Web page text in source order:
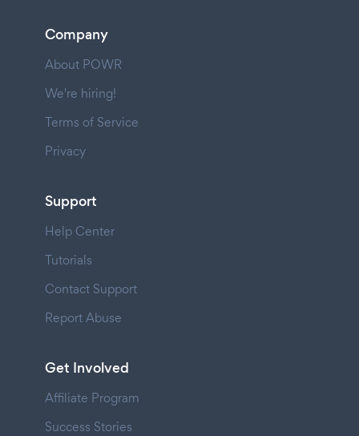
Company
About POWR
We're hiring!
Terms of Service
Privacy
Support
Help Center
Tutorials
Contact Support
Report Abuse
Get Involved
Affiliate Program
Success Stories